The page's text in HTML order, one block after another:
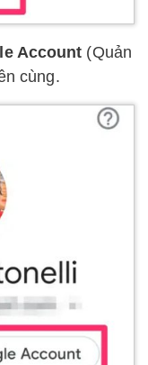
Account (Quản
cùng.